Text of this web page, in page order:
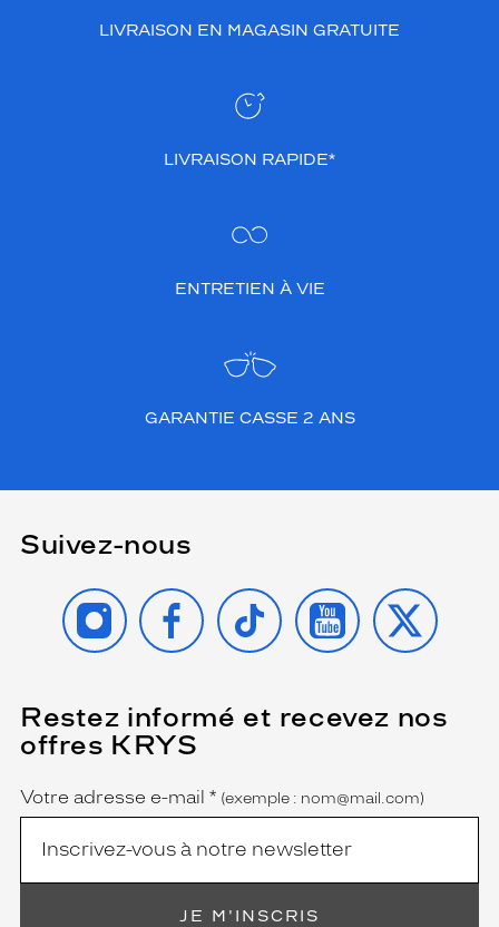
LIVRAISON EN MAGASIN GRATUITE
LIVRAISON RAPIDE*
ENTRETIEN À VIE
GARANTIE CASSE 2 ANS
Suivez-nous
INSTAGRAMFACEBOOK
TIKTOK YOUTUBE
X
Restez informé et recevez nos
offres KRYS
Name
Votre adresse e-mail *
(Ce
champ
est
obligatoire)
(exemple : nom@mail.com)
JE M'INSCRIS